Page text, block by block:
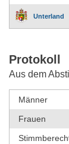
Unterland
Protokoll
Aus dem
Männer
Frauen